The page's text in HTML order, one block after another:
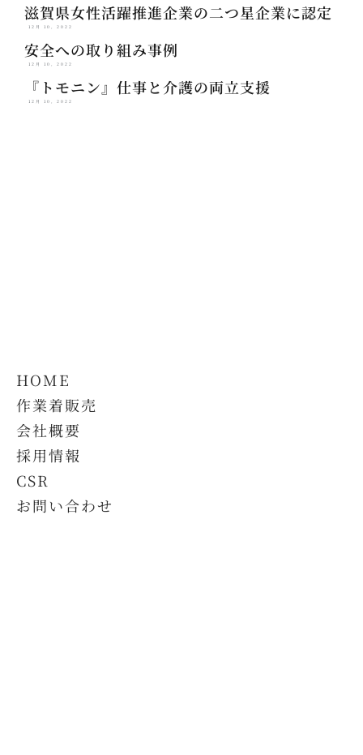
滋賀県女性活躍推進企業の二つ星企業に認定
12月 10, 2022
安全への取り組み事例
12月 10, 2022
『トモニン』仕事と介護の両立支援
12月 10, 2022
HOME
作業着販売
会社概要
採用情報
CSR
お問い合わせ